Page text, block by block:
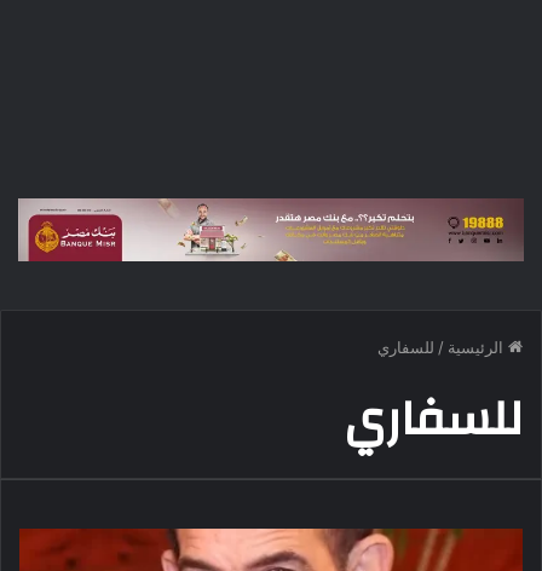
الرئيسية / للسفاري
للسفاري